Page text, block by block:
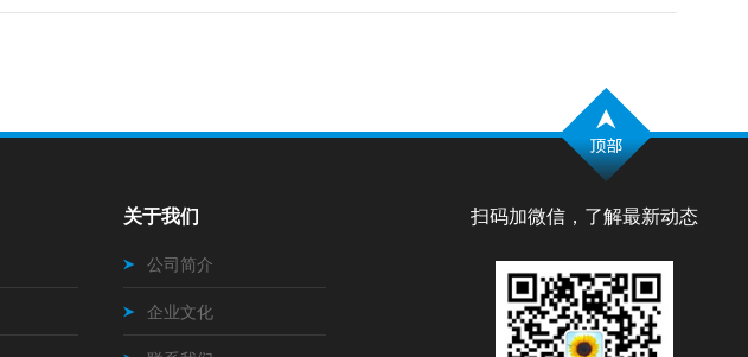
扫码加微信，了解最新动态
关于我们
公司简介
企业文化